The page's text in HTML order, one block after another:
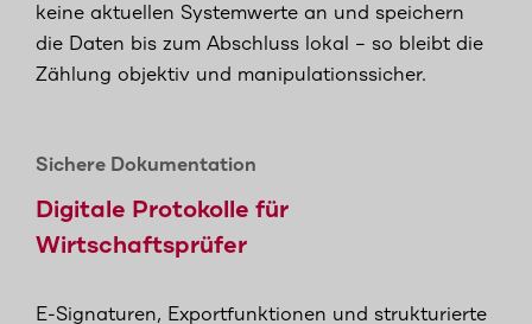
keine aktuellen Systemwerte an und speichern
die Daten bis zum Abschluss lokal – so bleibt die
Zählung objektiv und manipulationssicher.
Sichere Dokumentation
Digitale Protokolle für
Wirtschaftsprüfer
E-Signaturen, Exportfunktionen und strukturierte